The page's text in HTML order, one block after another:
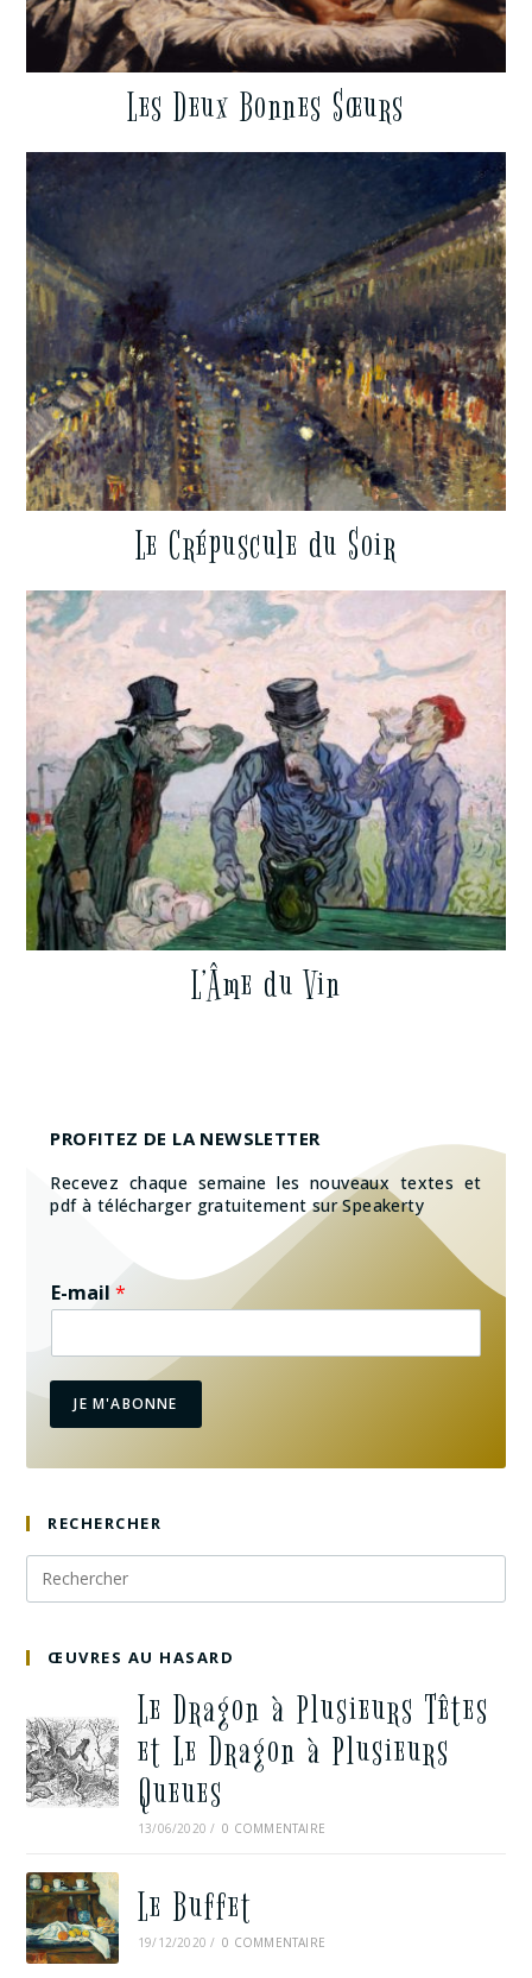
Les Deux Bonnes Sœurs
Le Crépuscule du Soir
L’Âme du Vin
PROFITEZ DE LA NEWSLETTER
Recevez chaque semaine les nouveaux textes et
pdf à télécharger gratuitement sur Speakerty
E-mail*
JE M'ABONNE
RECHERCHER
ŒUVRES AU HASARD
Le Dragon à Plusieurs Têtes
et Le Dragon à Plusieurs
Queues
13/06/2020 / 0 COMMENTAIRE
Le Buffet
19/12/2020 / 0 COMMENTAIRE